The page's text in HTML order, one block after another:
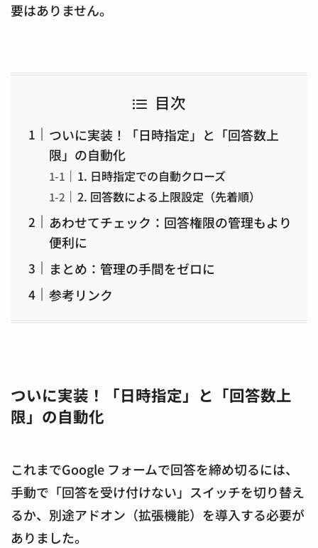
要はありません。
目次
ついに実装！「日時指定」と「回答数上
限」の自動化
1. 日時指定での自動クローズ
2. 回答数による上限設定（先着順）
あわせてチェック：回答権限の管理もより
便利に
まとめ：管理の手間をゼロに
参考リンク
ついに実装！「日時指定」と「回答数上
限」の自動化
これまでGoogle フォームで回答を締め切るには、
手動で「回答を受け付けない」スイッチを切り替え
るか、別途アドオン（拡張機能）を導入する必要が
ありました。